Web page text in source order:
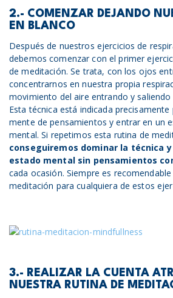
2.- COMENZAR DEJANDO
EN BLANCO
Después de nuestros ejercicios de
debemos comenzar con el primer
de meditación. Se trata, con los ojos
concentrarnos en nuestra propia
movimiento del aire entrando y
Esta técnica está indicada
mente de pensamientos y entrar en un
mental. Si repetimos esta rutina de
conseguiremos dominar la técnica
estado mental sin pensamientos
cada ocasión. Siempre es
meditación para cualquiera de estos
3.- REALIZAR LA CUENTA
NUESTRA RUTINA DE